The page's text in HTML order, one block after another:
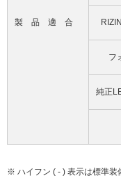
製品適合
フ
純正
※ ハイフン ( - ) 表示は標準装